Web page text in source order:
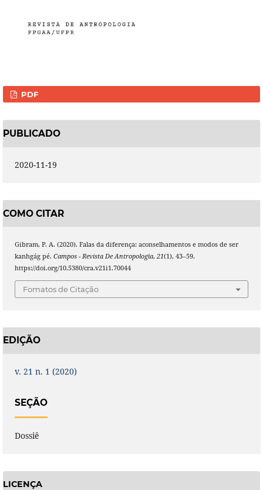
PDF
PUBLICADO
2020-11-19
COMO CITAR
Gibram, P. A. (2020). Falas da diferença: aconselhamentos e modos de ser
kanhgág pé. Campos - Revista De Antropologia, 21(1), 43–59.
https://doi.org/10.5380/cra.v21i1.70044
Fomatos de Citação
EDIÇÃO
v. 21 n. 1 (2020)
SEÇÃO
Dossiê
LICENÇA